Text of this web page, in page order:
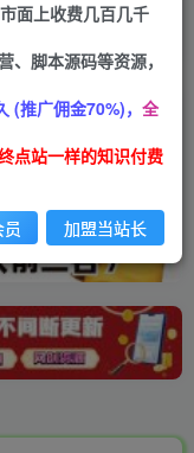
APP下载
Down
面上收费几百几千
、脚本源码等资源，
(推广佣金70%)， 全
点站一样的知识付费
加盟当站长